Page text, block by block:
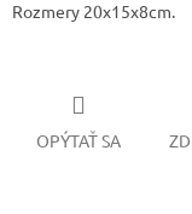
Rozmery 20x15x8cm.
OPÝTAŤ SA